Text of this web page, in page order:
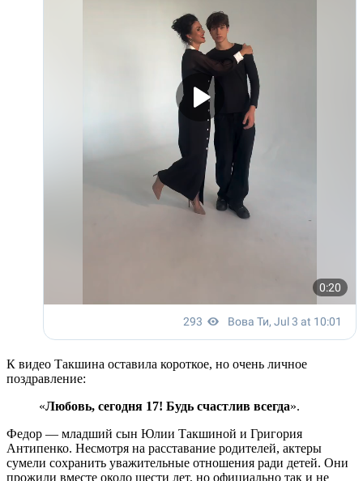
К видео Такшина оставила короткое, но очень личное
поздравление:
«Любовь, сегодня 17! Будь счастлив всегда».
Федор — младший сын Юлии Такшиной и Григория
Антипенко. Несмотря на расставание родителей, актеры
сумели сохранить уважительные отношения ради детей. Они
прожили вместе около шести лет, но официально так и не